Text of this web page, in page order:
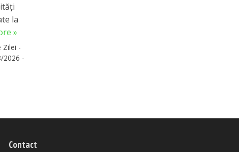
la
»
Zilei -
2026 -
Contact